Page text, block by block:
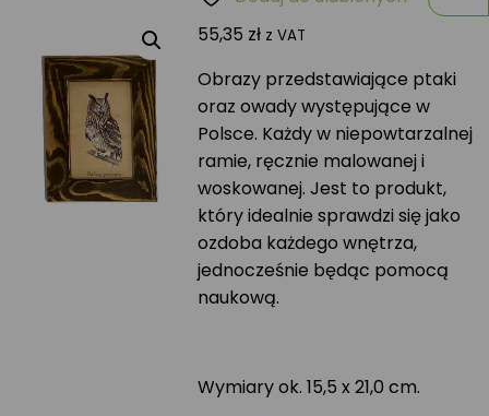
55,35 zł z VAT
Obrazy przedstawiające ptaki
oraz owady występujące w
Polsce. Każdy w niepowtarzalnej
ramie, ręcznie malowanej i
woskowanej. Jest to produkt,
który idealnie sprawdzi się jako
ozdoba każdego wnętrza,
jednocześnie będąc pomocą
naukową.
Wymiary ok. 15,5 x 21,0 cm.